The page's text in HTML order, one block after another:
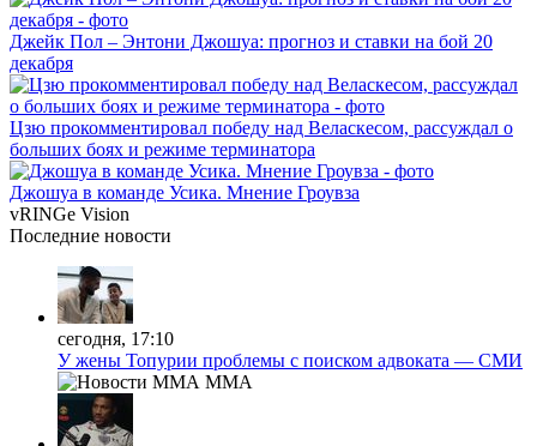
Джейк Пол – Энтони Джошуа: прогноз и ставки на бой 20
декабря
Цзю прокомментировал победу над Веласкесом, рассуждал о
больших боях и режиме терминатора
Джошуа в команде Усика. Мнение Гроувза
vRINGe Vision
Последние новости
сегодня, 17:10
У жены Топурии проблемы с поиском адвоката — СМИ
MMA